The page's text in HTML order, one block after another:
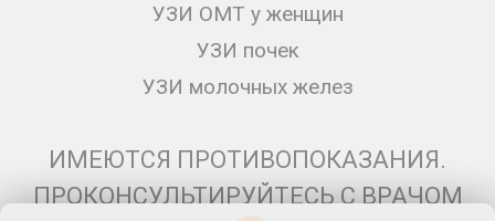
УЗИ ОМТ у женщин
УЗИ почек
УЗИ молочных желез
ИМЕЮТСЯ ПРОТИВОПОКАЗАНИЯ.
ПРОКОНСУЛЬТИРУЙТЕСЬ С ВРАЧОМ